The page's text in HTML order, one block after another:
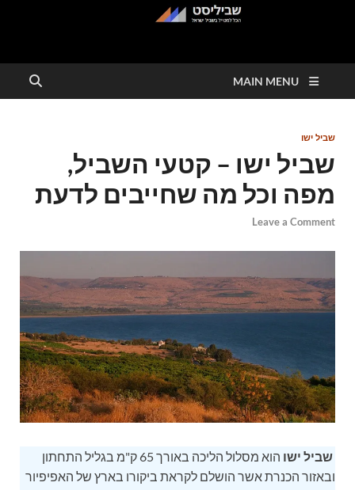
שביליסט
MAIN MENU
שביל ישו
שביל ישו – קטעי השביל,
מפה וכל מה שחייבים לדעת
Leave a Comment
שביל ישו
הוא מסלול הליכה באורך 65 ק"מ בגליל התחתון
ובאזור הכנרת אשר הושלם לקראת ביקורו בארץ של האפיפיור